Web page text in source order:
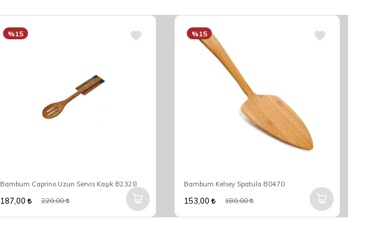
Bambum Caprino Uzun Servis Kaşık B2328
%15
187,00 220,00
Bambum Kelsey Spatula B0470
%15
153,00 180,00